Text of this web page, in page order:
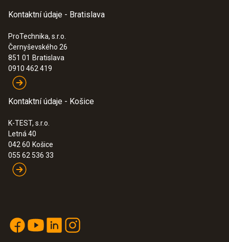
Kontaktní údaje - Bratislava
ProTechnika, s.r.o.
Černyševského 26
851 01 Bratislava
0910 462 419
Kontaktní údaje - Košice
K-TEST, s.r.o.
Letná 40
042 60 Košice
055 62 536 33